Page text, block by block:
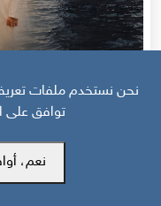
مأزق الردع: هل يدفع
نحن نستخدم ملفات
توافق على
نعم،